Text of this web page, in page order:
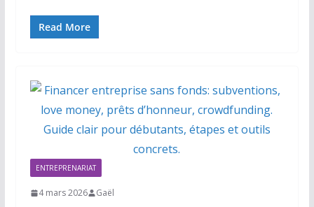
Read More
ENTREPRENARIAT
4 mars 2026 Gaël